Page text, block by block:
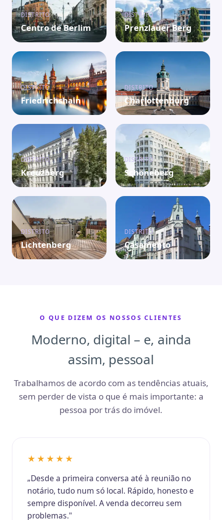
DISTRITO
Centro de Berlim
DISTRITO
Prenzlauer Berg
DISTRITO
Friedrichshain
DISTRITO
Charlottenburg
DISTRITO
Kreuzberg
DISTRITO
Schöneberg
DISTRITO
Lichtenberg
DISTRITO
Casamento
O QUE DIZEM OS NOSSOS CLIENTES
Moderno, digital – e, ainda
assim, pessoal
Trabalhamos de acordo com as tendências atuais,
sem perder de vista o que é mais importante: a
pessoa por trás do imóvel.
★★★★★
„Desde a primeira conversa até à reunião no
notário, tudo num só local. Rápido, honesto e
sempre disponível. A venda decorreu sem
problemas."